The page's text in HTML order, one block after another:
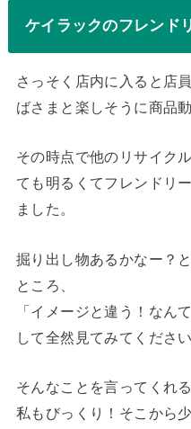
ケイラックのフレンド
さっそく店内に入ると店
ばさまと楽しそうに商品
その時点で他のリサイク
ても明るくてフレンドリ
ました。
掘り出し物あるかなー？
ところ、
「イメージと違う！なん
して全然見てみてくださ
そんなことを言ってくれ
私もびっくり！そこから